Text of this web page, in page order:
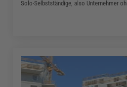
Solo-Selbstständige, also Unternehmer